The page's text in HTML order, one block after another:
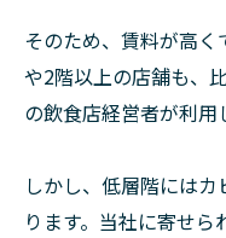
そのため、賃料が高く
や2階以上の店舗も、
の飲食店経営者が利用
しかし、低層階には
ります。当社に寄せ